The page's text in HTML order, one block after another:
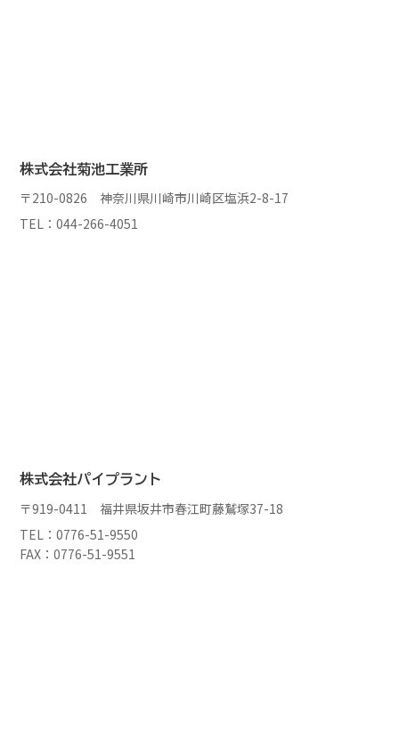
株式会社菊池工業所
〒210-0826 神奈川県川崎市川崎区塩浜2-8-17
TEL：044-266-4051
株式会社パイプラント
〒919-0411 福井県坂井市春江町藤鷲塚37-18
TEL：0776-51-9550
FAX：0776-51-9551